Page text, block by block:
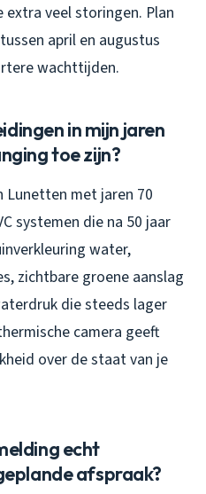
veel storingen. Plan
april en augustus
wachttijden.
in mijn jaren
toe zijn?
Lunetten met jaren 70
systemen die na 50 jaar
water,
zichtbare groene aanslag
die steeds lager
camera geeft
over de staat van je
echt
afspraak?